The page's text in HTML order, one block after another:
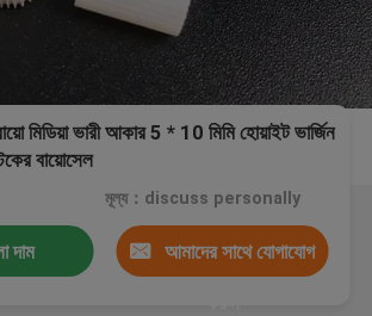
মিডিয়া ভারী আকার 5 * 10 মিমি হোয়াইট ভার্জিন
বায়োসেল
মূল্য：discuss personally
দাম আমাদের সাথে যোগাযোগ